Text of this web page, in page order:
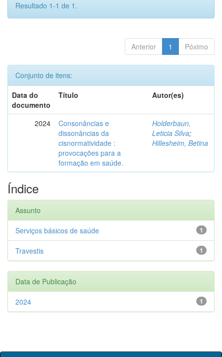
Resultado 1-1 de 1.
Anterior 1 Póximo
Conjunto de itens:
Data do
documento
Título Autor(es)
2024
Consonâncias e
dissonâncias da
cisnormatividade :
provocações para a
formação em saúde.
Holderbaun,
Leticia Silva;
Hillesheim, Betina
Índice
Assunto
1
Serviços básicos de saúde
1
Travestis
Data de Publicação
1
2024